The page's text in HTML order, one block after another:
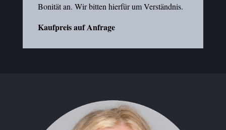
Bonität an. Wir bitten hierfür um Verständnis.
Kaufpreis auf Anfrage